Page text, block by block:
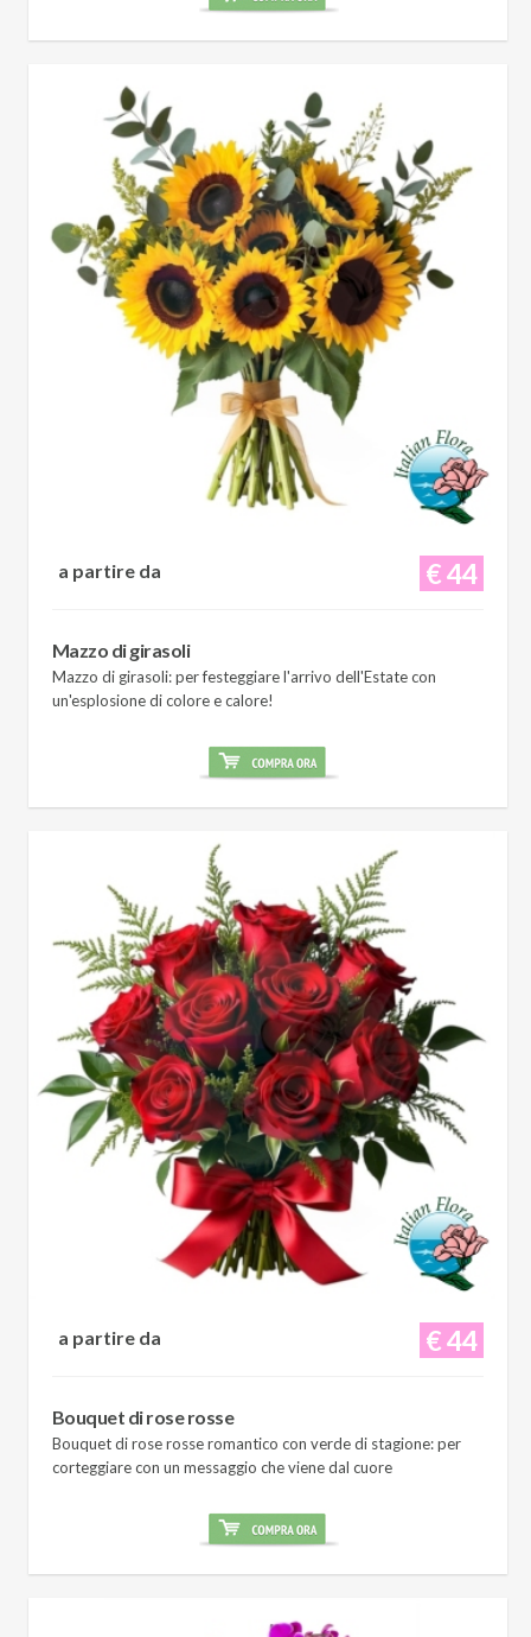
€ 44
a partire da
Mazzo di girasoli
Mazzo di girasoli: per festeggiare l'arrivo dell'Estate con
un'esplosione di colore e calore!
€ 44
a partire da
Bouquet di rose rosse
Bouquet di rose rosse romantico con verde di stagione: per
corteggiare con un messaggio che viene dal cuore